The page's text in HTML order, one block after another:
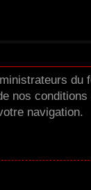
du
nos conditions
navigation.